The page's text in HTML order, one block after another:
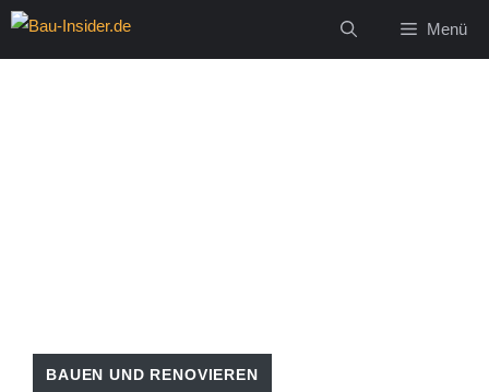
Zum
Menü
BAUEN UND RENOVIEREN